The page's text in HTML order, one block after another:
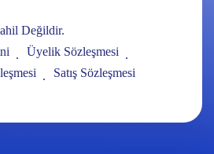
Değildir.
Üyelik Sözleşmesi
Satış Sözleşmesi